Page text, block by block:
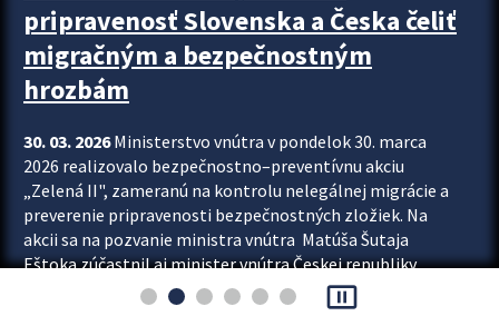
pripravenosť Slovenska a Česka čeliť
migračným a bezpečnostným
hrozbám
30. 03. 2026Ministerstvo vnútra v pondelok 30. marca
2026 realizovalo bezpečnostno–preventívnu akciu
„Zelená II", zameranú na kontrolu nelegálnej migrácie a
preverenie pripravenosti bezpečnostných zložiek. Na
akcii sa na pozvanie ministra vnútra Matúša Šutaja
Eštoka zúčastnil aj minister vnútra Českej republiky
Lubomír Metnar, spolu s ďalšími zahraničnými partnermi.
Cieľom akcie bolo posilniť kontrolné mechanizmy,
pause_presentation